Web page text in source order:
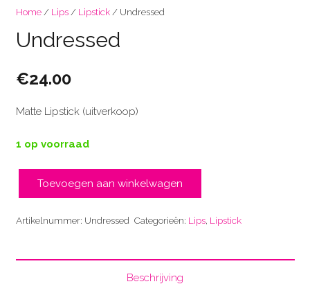
Home/ Lips/ Lipstick/ Undressed
Undressed
€24.00
Matte Lipstick (uitverkoop)
1 op voorraad
Undressed
Toevoegen aan winkelwagen
Artikelnummer: Undressed Categorieën: Lips, Lipstick
Beschrijving